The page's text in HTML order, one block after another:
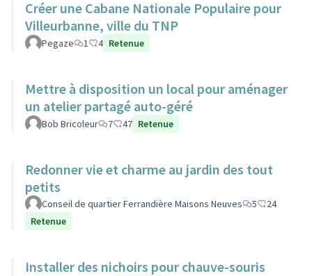
Créer une Cabane Nationale Populaire pour
Villeurbanne, ville du TNP
Pegaze 1 4 Retenue
Mettre à disposition un local pour aménager
un atelier partagé auto-géré
Bob Bricoleur 7 47 Retenue
Redonner vie et charme au jardin des tout
petits
Conseil de quartier Ferrandière Maisons Neuves 5
24
Retenue
Installer des nichoirs pour chauve-souris